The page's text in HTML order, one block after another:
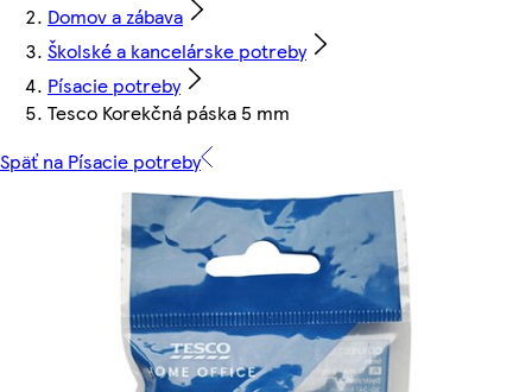
Domov a zábava
Školské a kancelárske potreby
Písacie potreby
Tesco Korekčná páska 5 mm
Späť na Písacie potreby